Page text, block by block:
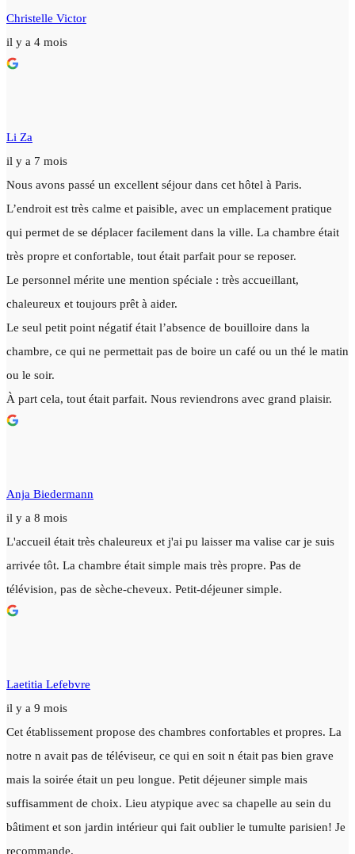
Christelle Victor
il y a 4 mois
Li Za
il y a 7 mois
Nous avons passé un excellent séjour dans cet hôtel à Paris.
L’endroit est très calme et paisible, avec un emplacement pratique
qui permet de se déplacer facilement dans la ville. La chambre était
très propre et confortable, tout était parfait pour se reposer.
Le personnel mérite une mention spéciale : très accueillant,
chaleureux et toujours prêt à aider.
Le seul petit point négatif était l’absence de bouilloire dans la
chambre, ce qui ne permettait pas de boire un café ou un thé le matin
ou le soir.
À part cela, tout était parfait. Nous reviendrons avec grand plaisir.
Anja Biedermann
il y a 8 mois
L'accueil était très chaleureux et j'ai pu laisser ma valise car je suis
arrivée tôt. La chambre était simple mais très propre. Pas de
télévision, pas de sèche-cheveux. Petit-déjeuner simple.
Laetitia Lefebvre
il y a 9 mois
Cet établissement propose des chambres confortables et propres. La
notre n avait pas de téléviseur, ce qui en soit n était pas bien grave
mais la soirée était un peu longue. Petit déjeuner simple mais
suffisamment de choix. Lieu atypique avec sa chapelle au sein du
bâtiment et son jardin intérieur qui fait oublier le tumulte parisien! Je
recommande.